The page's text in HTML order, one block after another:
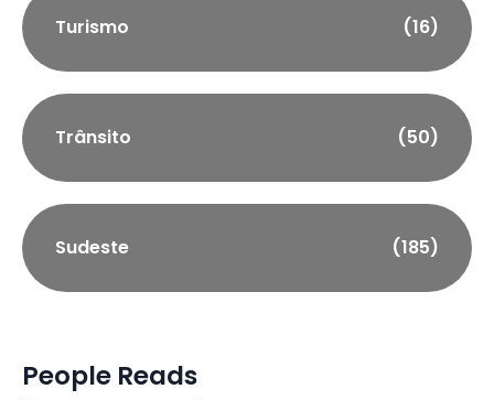
Turismo (16)
Trânsito (50)
Sudeste (185)
People Reads